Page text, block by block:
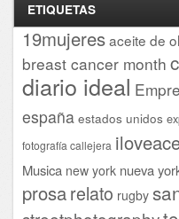
ETIQUETAS
19mujeresaceite de
breast cancer month
diario ideal
españa estados unidos
fotografía callejera
Musica new york nueva
prosarelato rugby